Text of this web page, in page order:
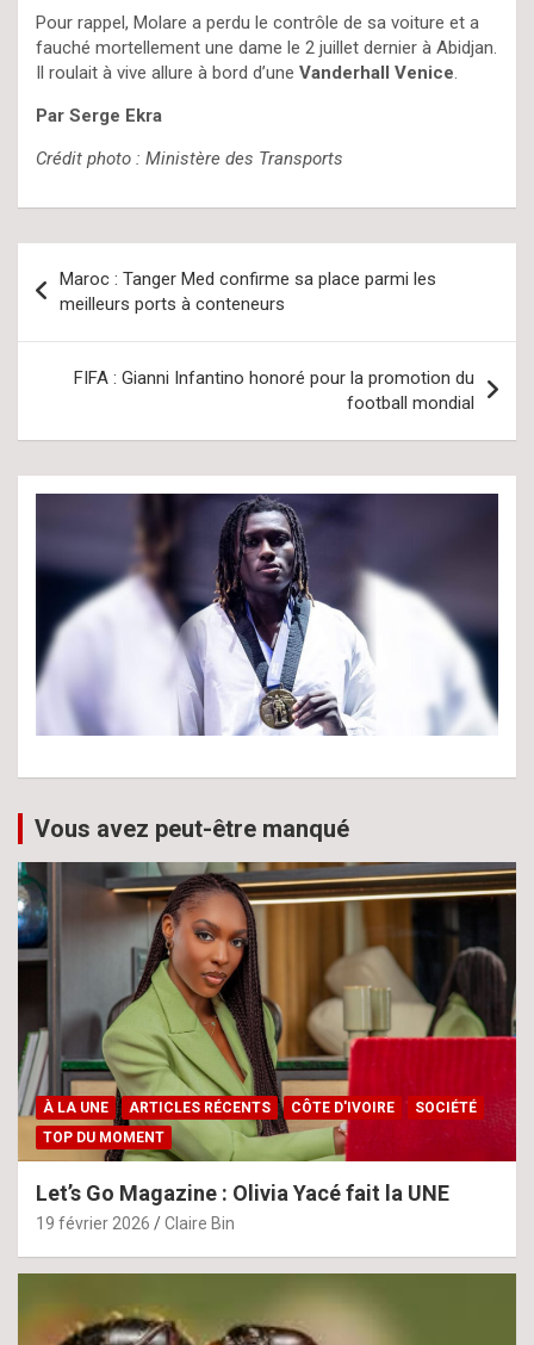
Pour rappel, Molare a perdu le contrôle de sa voiture et a
fauché mortellement une dame le 2 juillet dernier à Abidjan.
Il roulait à vive allure à bord d’une Vanderhall Venice.
Par Serge Ekra
Crédit photo : Ministère des Transports
de
l’article
Maroc : Tanger Med confirme sa place parmi les
meilleurs ports à conteneurs
FIFA : Gianni Infantino honoré pour la promotion du
football mondial
Vous avez peut-être manqué
À LA UNE ARTICLES RÉCENTS CÔTE D'IVOIRE
SOCIÉTÉ
TOP DU MOMENT
Let’s Go Magazine : Olivia Yacé fait la UNE
19 février 2026 Claire Bin